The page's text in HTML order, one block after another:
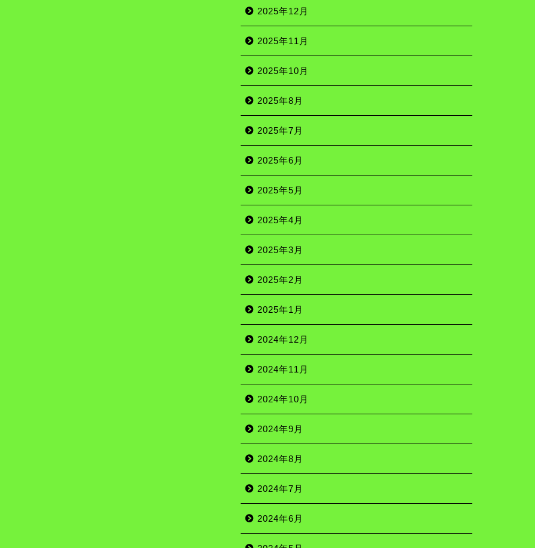
2025年12月
2025年11月
2025年10月
2025年8月
2025年7月
2025年6月
2025年5月
2025年4月
2025年3月
2025年2月
2025年1月
2024年12月
2024年11月
2024年10月
2024年9月
2024年8月
2024年7月
2024年6月